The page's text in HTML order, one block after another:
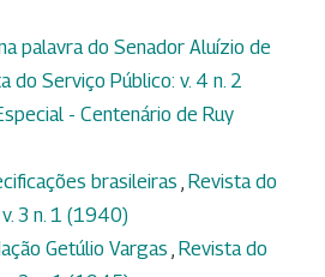
palavra do Senador Aluízio de
do Serviço Público: v. 4 n. 2
- Centenário de Ruy
brasileiras , Revista do
3 n. 1 (1940)
Getúlio Vargas , Revista do